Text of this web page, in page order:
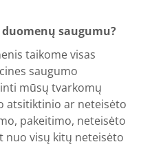
saugumu?
taikome visas
saugumo
mūsų tvarkomų
atsitiktinio ar neteisėto
pakeitimo, neteisėto
nuo visų kitų neteisėto